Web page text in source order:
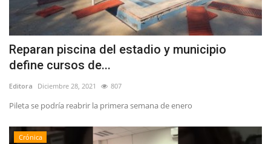
Deporte
Política
Espectáculos
Reparan piscina del estadio y municipio
define cursos de...
Editora Diciembre 28, 2021 807
Pileta se podría reabrir la primera semana de enero
Crónica